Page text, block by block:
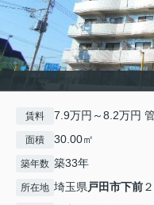
賃料 7.9万円～8.2万円
面積 30.00㎡
築年数 築33年
所在地 埼玉県戸田市下前